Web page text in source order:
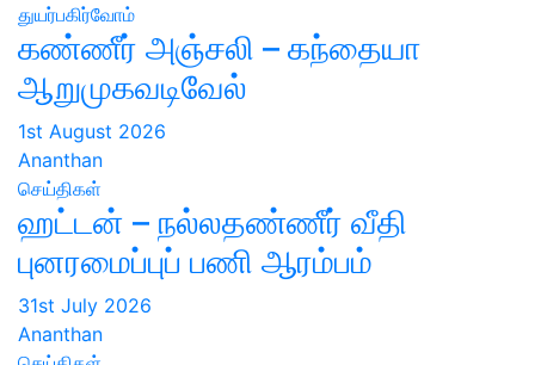
துயர்பகிர்வோம்
கண்ணீர் அஞ்சலி – கந்தையா
ஆறுமுகவடிவேல்
1st August 2026
Ananthan
செய்திகள்
ஹட்டன் – நல்லதண்ணீர் வீதி
புனரமைப்புப் பணி ஆரம்பம்
31st July 2026
Ananthan